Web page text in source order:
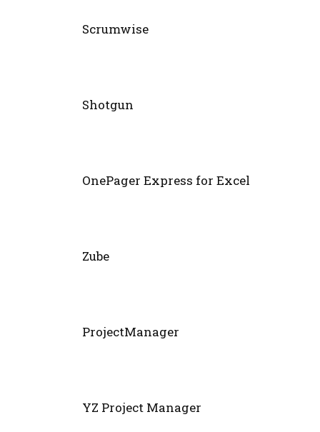
Scrumwise
Shotgun
OnePager Express for Excel
Zube
ProjectManager
YZ Project Manager